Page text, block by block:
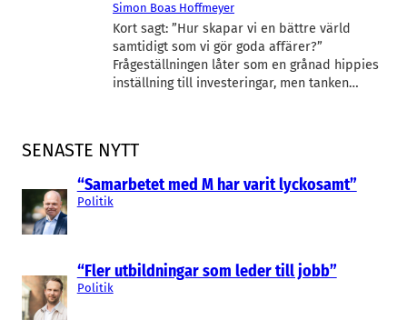
SENASTE NYTT
“Samarbetet med M har varit lyckosamt”
Politik
“Fler utbildningar som leder till jobb”
Politik
Simon Boas Hoffmeyer
Kort sagt: ”Hur skapar vi en bättre värld
samtidigt som vi gör goda affärer?”
Frågeställningen låter som en grånad hippies
inställning till investeringar, men tanken…